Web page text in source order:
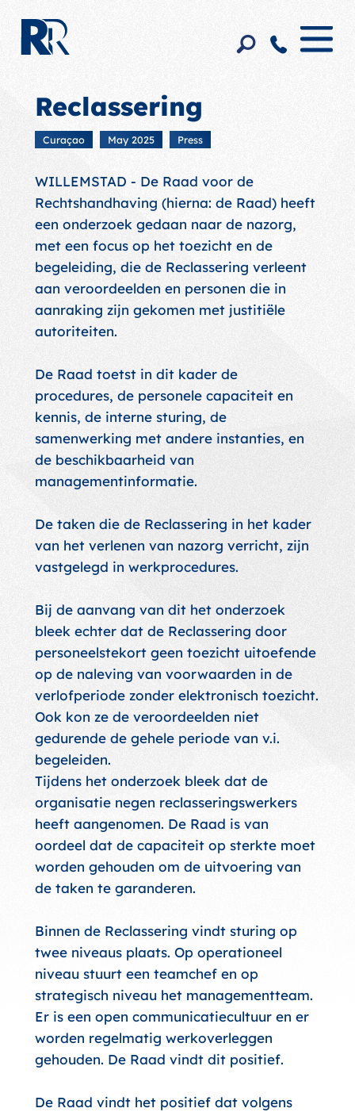
Reclassering
Curaçao May 2025 Press
WILLEMSTAD - De Raad voor de
Rechtshandhaving (hierna: de Raad) heeft
een onderzoek gedaan naar de nazorg,
met een focus op het toezicht en de
begeleiding, die de Reclassering verleent
aan veroordeelden en personen die in
aanraking zijn gekomen met justitiële
autoriteiten.
De Raad toetst in dit kader de
procedures, de personele capaciteit en
kennis, de interne sturing, de
samenwerking met andere instanties, en
de beschikbaarheid van
managementinformatie.
De taken die de Reclassering in het kader
van het verlenen van nazorg verricht, zijn
vastgelegd in werkprocedures.
Bij de aanvang van dit het onderzoek
bleek echter dat de Reclassering door
personeelstekort geen toezicht uitoefende
op de naleving van voorwaarden in de
verlofperiode zonder elektronisch toezicht.
Ook kon ze de veroordeelden niet
gedurende de gehele periode van v.i.
begeleiden.
Tijdens het onderzoek bleek dat de
organisatie negen reclasseringswerkers
heeft aangenomen. De Raad is van
oordeel dat de capaciteit op sterkte moet
worden gehouden om de uitvoering van
de taken te garanderen.
Binnen de Reclassering vindt sturing op
twee niveaus plaats. Op operationeel
niveau stuurt een teamchef en op
strategisch niveau het managementteam.
Er is een open communicatiecultuur en er
worden regelmatig werkoverleggen
gehouden. De Raad vindt dit positief.
De Raad vindt het positief dat volgens